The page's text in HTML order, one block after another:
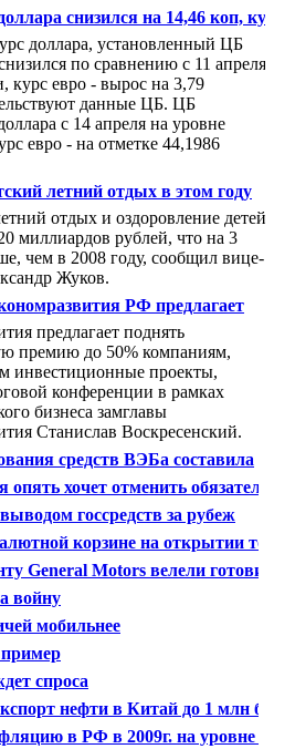
снизился на 14,46 коп, курс
вырос на 3,79 коп
доллара, установленный ЦБ
по сравнению с 11 апреля
курс евро - вырос на 3,79
данные ЦБ. ЦБ
с 14 апреля на уровне
евро - на отметке 44,1986
летний отдых в этом году
20 млрд руб - Жуков
отдых и оздоровление детей
миллиардов рублей, что на 3
чем в 2008 году, сообщил вице-
Жуков.
РФ предлагает
предлагает поднять
премию до 50% компаниям,
инвестиционные проекты,
конференции в рамках
бизнеса замглавы
Станислав Воскресенский.
средств ВЭБа составила
хочет отменить обязательные
госсредств за рубеж
корзине на открытии торгов
General Motors велели готовиться
войну
мобильнее
пример
спроса
нефти в Китай до 1 млн барр./
в РФ в 2009г. на уровне 15-